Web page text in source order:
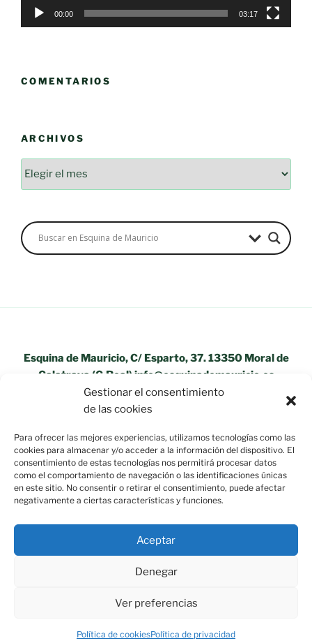
Gestionar el consentimiento
de las cookies
Para ofrecer las mejores experiencias, utilizamos tecnologías como las
cookies para almacenar y/o acceder a la información del dispositivo. El
consentimiento de estas tecnologías nos permitirá procesar datos
como el comportamiento de navegación o las identificaciones únicas
en este sitio. No consentir o retirar el consentimiento, puede afectar
negativamente a ciertas características y funciones.
Aceptar
Denegar
Ver preferencias
Política de cookiesPolítica de privacidad
00:00 03:17
COMENTARIOS
ARCHIVOS
Archivos
Esquina de Mauricio, C/ Esparto, 37. 13350 Moral de
Calatrava (C.Real) info@esquinademauricio.es
«Aviso Legal»